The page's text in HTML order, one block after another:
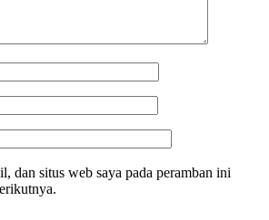
dan situs web saya pada peramban ini